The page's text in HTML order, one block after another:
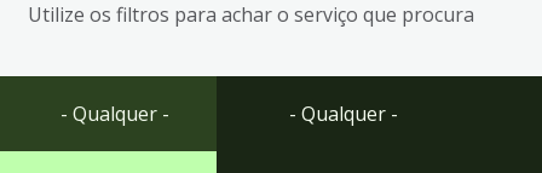
busca
Ir
rodapé
Utilize os filtros para achar o serviço que procura
- Qualquer - - Qualquer -